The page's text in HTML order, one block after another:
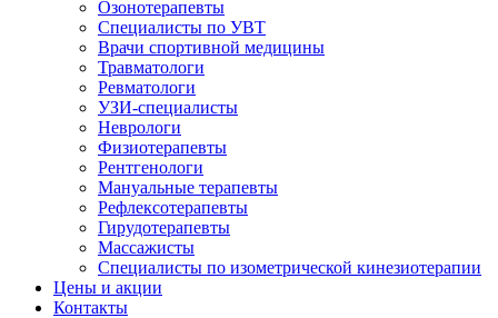
Озонотерапевты
Специалисты по УВТ
Врачи спортивной медицины
Травматологи
Ревматологи
УЗИ-специалисты
Неврологи
Физиотерапевты
Рентгенологи
Мануальные терапевты
Рефлексотерапевты
Гирудотерапевты
Массажисты
Специалисты по изометрической кинезиотерапии
Цены и акции
Контакты